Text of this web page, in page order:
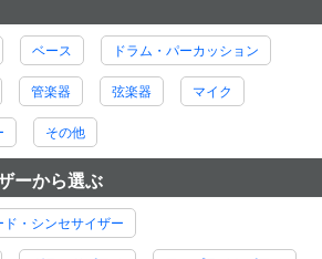
ベース ドラム・パーカッション
管楽器 弦楽器 マイク
その他
ーから選ぶ
ド・シンセサイザー